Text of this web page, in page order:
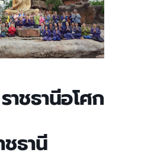
ชธานีอโศก
ธานี